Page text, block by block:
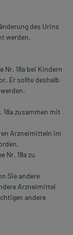
des Urins
werden.
Nr. 18a bei Kindern
Er sollte deshalb
18a zusammen mit
Arzneimitteln im
Nr. 18a zu
Sie andere
Arzneimittel
andere